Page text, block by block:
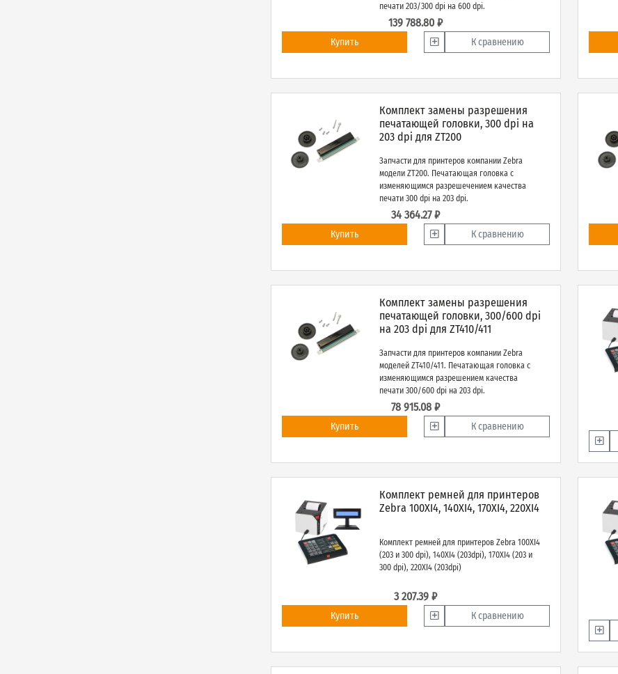
печати 203/300 dpi на 600 dpi.
139 788.80 ₽
Купить К сравнению
Комплект замены разрешения
печатающей головки, 300 dpi на
203 dpi для ZT200
Запчасти для принтеров компании Zebra
модели ZT200. Печатающая головка с
изменяющимся разрешечением качества
печати 300 dpi на 203 dpi.
34 364.27 ₽
Купить К сравнению
Комплект замены разрешения
печатающей головки, 300/600 dpi
на 203 dpi для ZT410/411
Запчасти для принтеров компании Zebra
моделей ZT410/411. Печатающая головка с
изменяющимся разрешением качества
печати 300/600 dpi на 203 dpi.
78 915.08 ₽
Купить К сравнению
Комплект ремней для принтеров
Zebra 100XI4, 140XI4, 170XI4, 220XI4
Комплект ремней для принтеров Zebra 100XI4
(203 и 300 dpi), 140XI4 (203dpi), 170XI4 (203 и
300 dpi), 220XI4 (203dpi)
3 207.39 ₽
Купить К сравнению